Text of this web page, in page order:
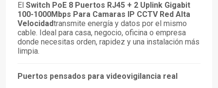
El Switch PoE 8 Puertos RJ45 + 2 Uplink Gigabit
100-1000Mbps Para Camaras IP CCTV Red Alta
Velocidadtransmite energía y datos por el mismo
cable. Ideal para casa, negocio, oficina o empresa
donde necesitas orden, rapidez y una instalación más
limpia.
Puertos pensados para videovigilancia real